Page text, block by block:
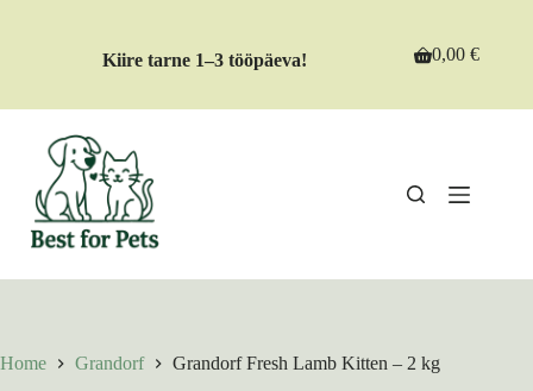
Kiire tarne 1–3 tööpäeva!
Shopping
0,00€
Home Grandorf Grandorf Fresh Lamb Kitten – 2 kg